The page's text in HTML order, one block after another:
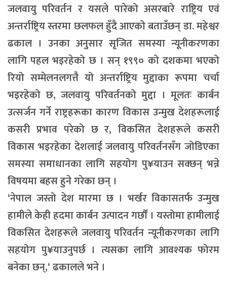
जलवायु परिवर्तन र यसले पारेको असरबारे राष्ट्रिय एवं
अन्तर्राष्ट्रिय स्तरमा छलफल हुँदै आएको बताउँछन् डा. महेश्वर
ढकाल । उनका अनुसार सृजित समस्या न्यूनीकरणका
लागि पहल भइरहेको छ । सन् १९९० को दशकमा भएको
रियो सम्मेलनलगत्तै यो अन्तर्राष्ट्रिय मुद्दाका रूपमा चर्चा
भइरहेको छ, जलवायु परिवर्तनको मुद्दा । मूलतः कार्बन
उत्सर्जन गर्ने राष्ट्रहरूका कारण विकास उन्मुख देशहरूलाई
कसरी प्रभाव परेको छ र, विकसित देशहरूले कसरी
विकास भइरहेका देशलाई जलवायु परिवर्तनसँग जोडिएका
समस्या समाधानका लागि सहयोग पु¥याउन सक्छन् भन्ने
विषयमा बहस हुने गरेका छन् ।
‘नेपाल जस्तो देश मारमा छ । भर्खर विकासतर्फ उन्मुख
हामीले केही हदमा कार्बन उत्पादन गर्छौं । यस्तोमा हामीलाई
विकसित देशहरूले जलवायु परिवर्तन न्यूनीकरणका लागि
सहयोग पु¥याउनुपर्छ । त्यसका लागि आवश्यक फोरम
बनेका छन्,‘ ढकालले भने ।